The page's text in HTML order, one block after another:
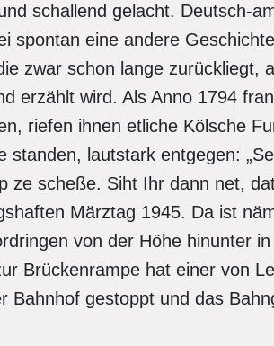
schallend gelacht. Deutsch-
spontan eine andere
zwar schon lange zurückliegt,
erzählt wird. Als Anno 1794
riefen ihnen etliche Kölsche
standen, lautstark entgegen:
ze scheße. Siht Ihr dann net,
Märztag 1945. Da ist
von der Höhe hinunter in
Brückenrampe hat einer von
Bahnhof gestoppt und das